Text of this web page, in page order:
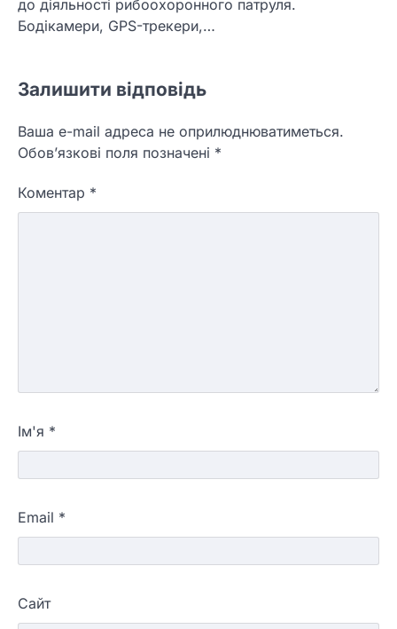
до діяльності рибоохоронного патруля.
Бодікамери, GPS-трекери,…
Залишити відповідь
Ваша e-mail адреса не оприлюднюватиметься.
Обов’язкові поля позначені *
Коментар *
Ім'я *
Email *
Сайт